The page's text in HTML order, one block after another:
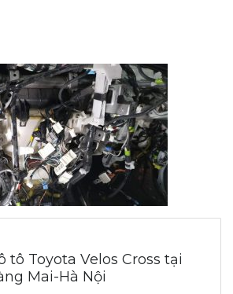
tô Toyota Velos Cross tại
Mai-Hà Nội